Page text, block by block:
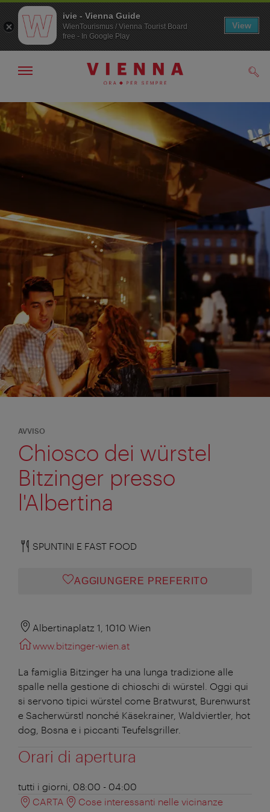
Alla
navigazione
Al
contenuto
Mostra/nascondi
AVVISO
Chiosco dei würstel
Bitzinger presso
l'Albertina
SPUNTINI E FAST FOOD
AGGIUNGERE PREFERITO
Albertinaplatz 1, 1010 Wien
www.bitzinger-wien.at
La famiglia Bitzinger ha una lunga tradizione alle
spalle nella gestione di chioschi di würstel. Oggi qui
si servono tipici würstel come Bratwurst, Burenwurst
e Sacherwürstl nonché Käsekrainer, Waldviertler, hot
dog, Bosna e i piccanti Teufelsgriller.
Orari di apertura
tutti i giorni, 08:00 - 04:00
CARTA
Cose interessanti nelle vicinanze
ivie - Vienna Guide
WienTourismus / Vienna Tourist Board
free - In Google Play
View